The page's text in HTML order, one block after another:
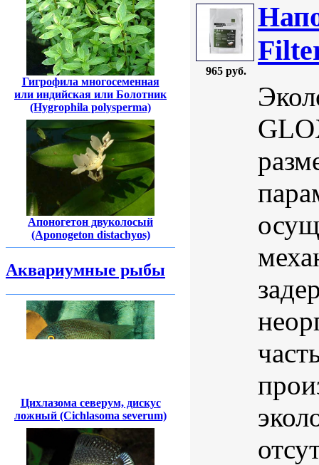
Гигрофила многосеменная
или индийская или Болотник
(Hygrophila polysperma)
Апоногетон двуколосый
(Aponogeton distachyos)
Аквариумные рыбы
Цихлазома северум, дискус
ложный (Cichlasoma severum)
965 руб.